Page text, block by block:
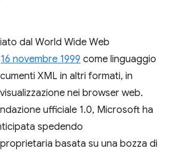
dal World Wide Web
16 novembre 1999 come linguaggio
XML in altri formati, in
nei browser web.
ufficiale 1.0, Microsoft ha
spedendo
basata su una bozza di